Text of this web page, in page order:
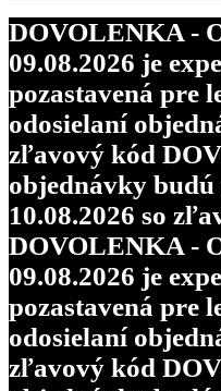
DOVOLENKA -
09.08.2026 je
pozastavená pre
odosielaní
zľavový kód
objednávky budú
10.08.2026 so
DOVOLENKA -
09.08.2026 je
pozastavená pre
odosielaní
zľavový kód